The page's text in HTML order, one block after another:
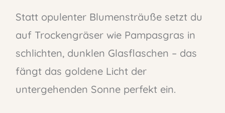
Statt opulenter Blumensträuße setzt du
auf Trockengräser wie Pampasgras in
schlichten, dunklen Glasflaschen – das
fängt das goldene Licht der
untergehenden Sonne perfekt ein.